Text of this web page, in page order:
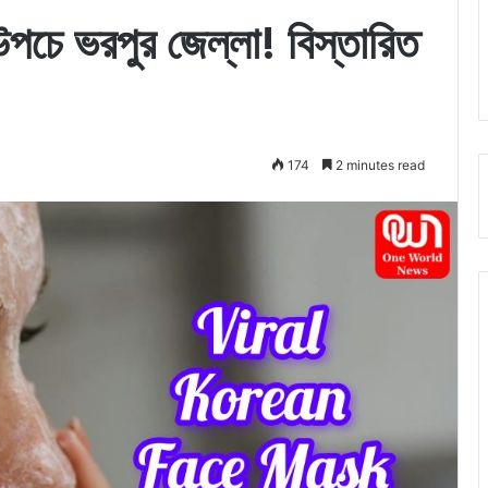
ভরপুর জেল্লা! বিস্তারিত
174 2 minutes read